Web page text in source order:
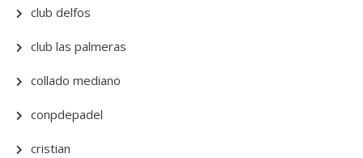
club delfos
club las palmeras
collado mediano
conpdepadel
cristian